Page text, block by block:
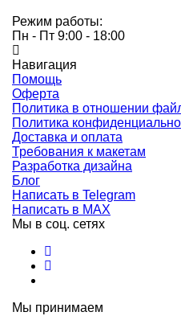
Режим работы:
Пн - Пт 9:00 - 18:00
Навигация
Помощь
Оферта
Политика в отношении
Политика
Доставка и оплата
Требования к макетам
Разработка дизайна
Блог
Написать в Telegram
Написать в MAX
Мы в соц. сетях
Мы принимаем